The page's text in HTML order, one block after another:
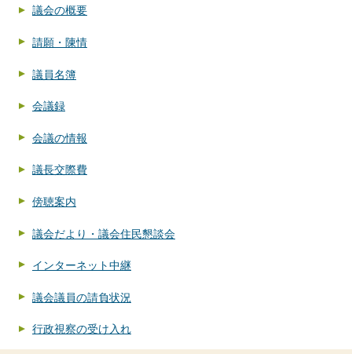
議会の概要
請願・陳情
議員名簿
会議録
会議の情報
議長交際費
傍聴案内
議会だより・議会住民懇談会
インターネット中継
議会議員の請負状況
行政視察の受け入れ